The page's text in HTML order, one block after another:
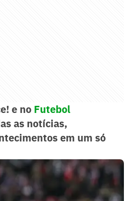
e no Futebol
as notícias,
em um só